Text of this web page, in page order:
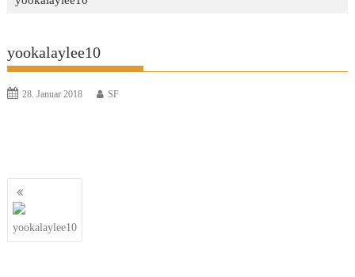
yookalaylee10
28. Januar 2018 SF
Beitragsnavigation
yookalaylee10